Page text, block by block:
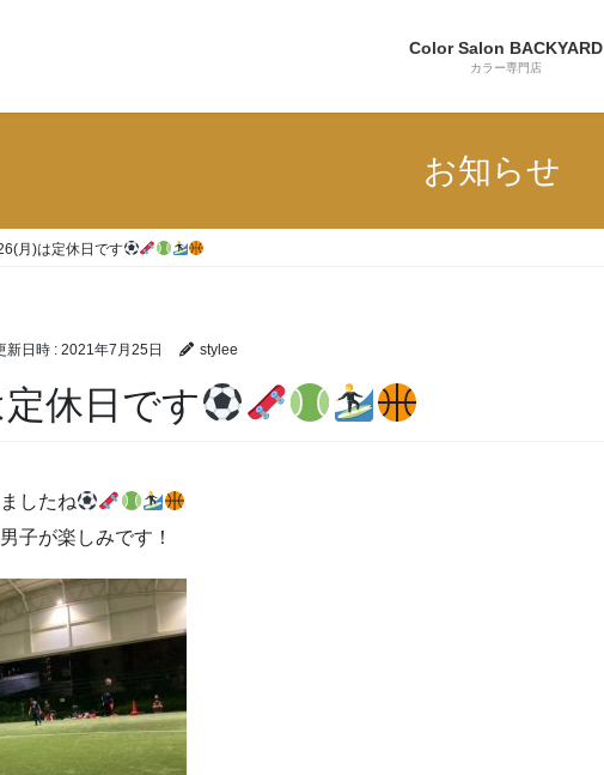
Color Salon BACKYARD
カラー専門店
お知らせ
月)は定休日です
新日時 : 2021年7月25日 stylee
休日です
したね
子が楽しみです！